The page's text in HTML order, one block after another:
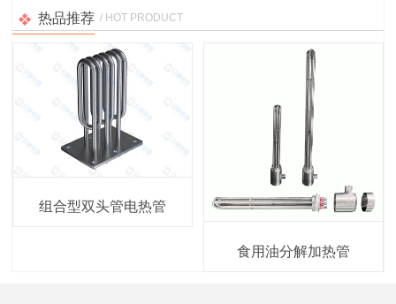
热品推荐 / HOT PRODUCT
组合型双头管电热管
食用油分解加热管